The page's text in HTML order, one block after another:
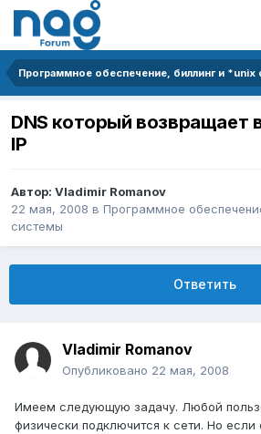
Программное обеспечение, биллинг и *unix
DNS который возвращает
IP
Автор: Vladimir Romanov
22 мая, 2008 в Программное
системы
Ответить
Vladimir Romanov
Опубликовано 22 мая, 2008
Имеем следующую задачу. Любой
физически подключится к сети. Но если